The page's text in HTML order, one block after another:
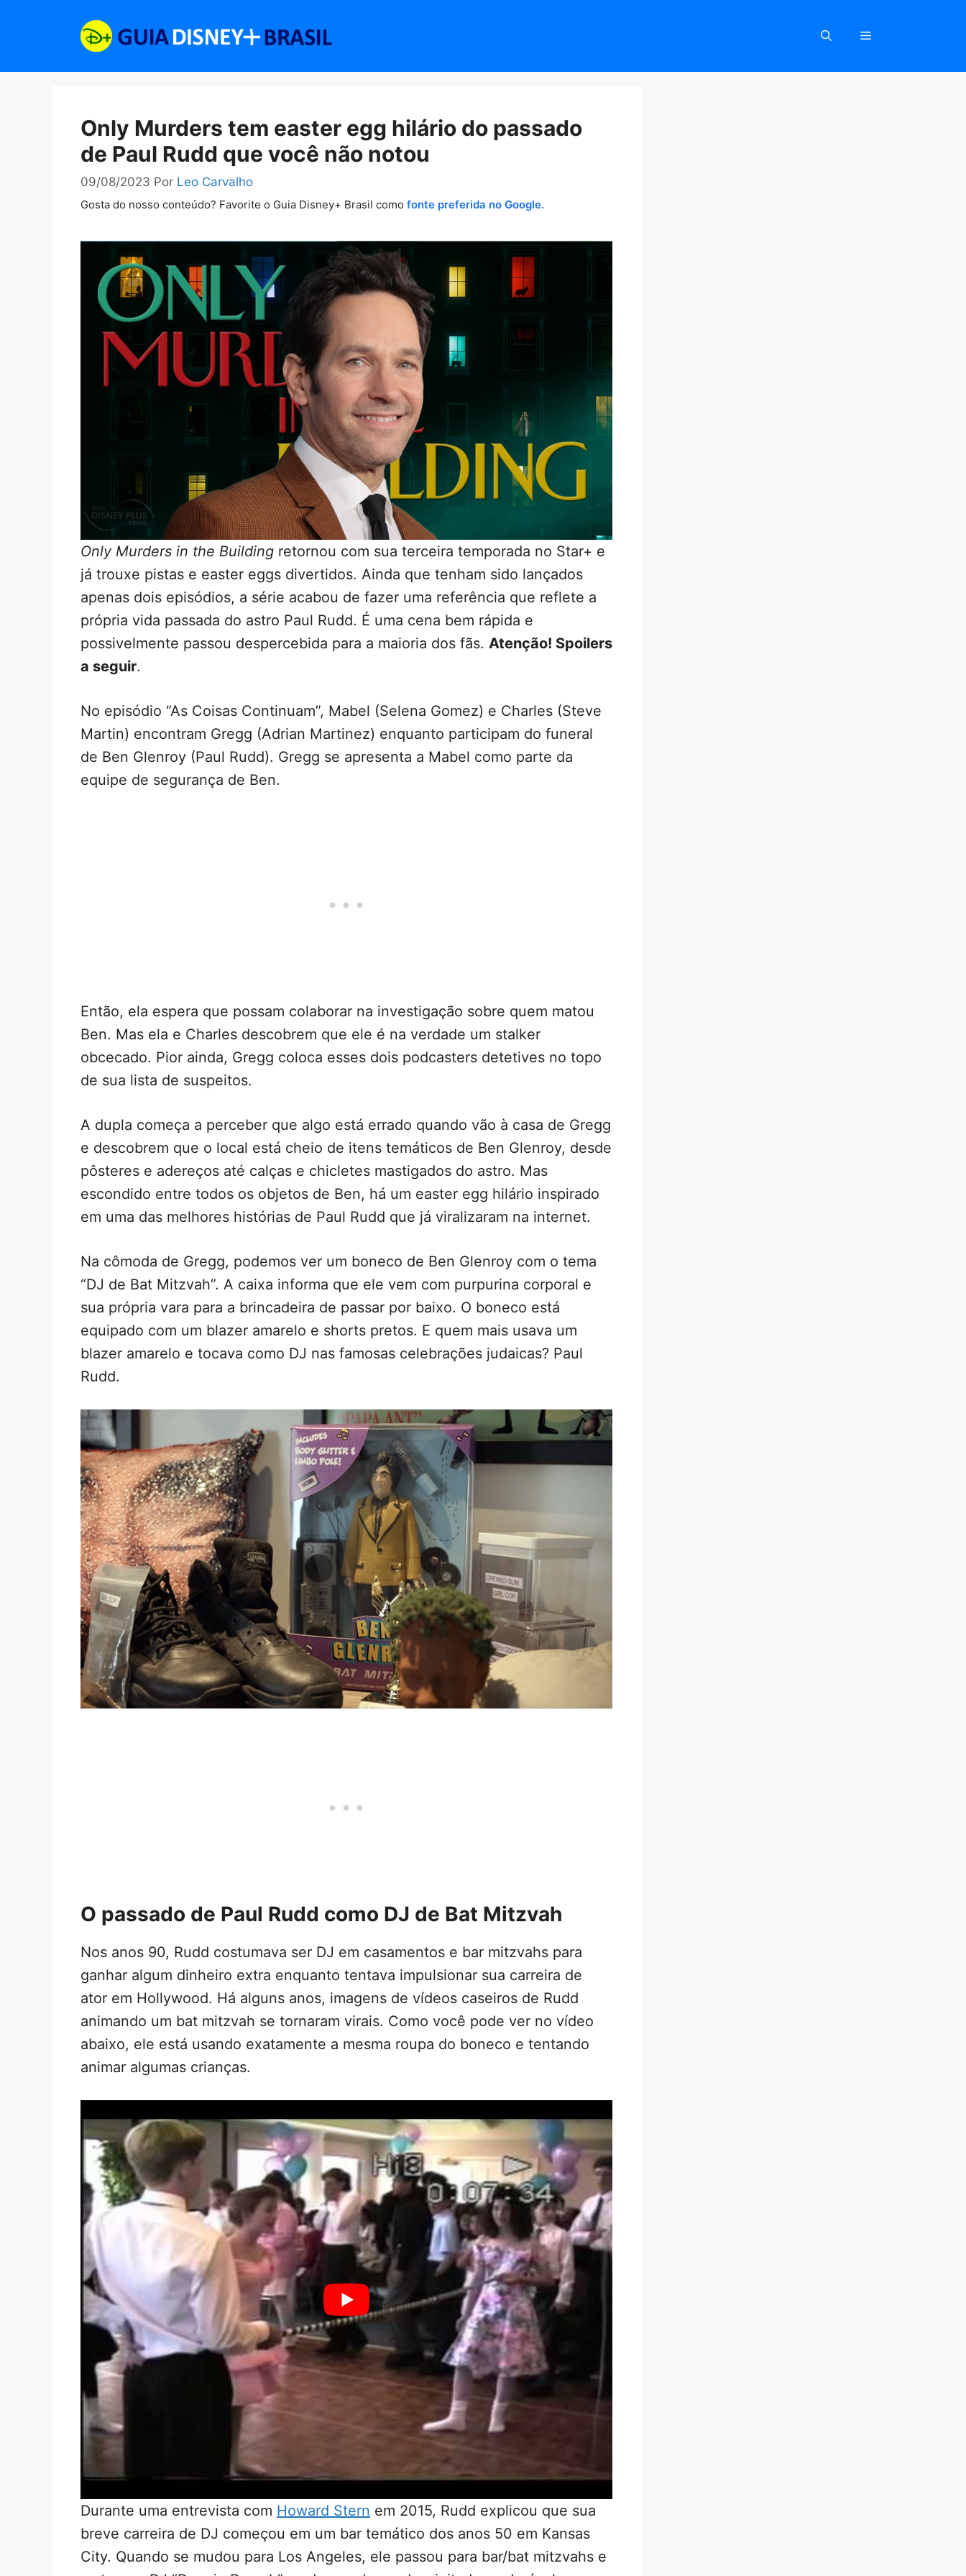
Only Murders tem easter egg hilário do passado
de Paul Rudd que você não notou
09/08/2023 Por Leo Carvalho
Gosta do nosso conteúdo? Favorite o Guia Disney+ Brasil como fonte preferida no Google.
Only Murders in the Building retornou com sua terceira temporada no Star+ e
já trouxe pistas e easter eggs divertidos. Ainda que tenham sido lançados
apenas dois episódios, a série acabou de fazer uma referência que reflete a
própria vida passada do astro Paul Rudd. É uma cena bem rápida e
possivelmente passou despercebida para a maioria dos fãs. Atenção! Spoilers
a seguir.
No episódio “As Coisas Continuam”, Mabel (Selena Gomez) e Charles (Steve
Martin) encontram Gregg (Adrian Martinez) enquanto participam do funeral
de Ben Glenroy (Paul Rudd). Gregg se apresenta a Mabel como parte da
equipe de segurança de Ben.
Então, ela espera que possam colaborar na investigação sobre quem matou
Ben. Mas ela e Charles descobrem que ele é na verdade um stalker
obcecado. Pior ainda, Gregg coloca esses dois podcasters detetives no topo
de sua lista de suspeitos.
A dupla começa a perceber que algo está errado quando vão à casa de Gregg
e descobrem que o local está cheio de itens temáticos de Ben Glenroy, desde
pôsteres e adereços até calças e chicletes mastigados do astro. Mas
escondido entre todos os objetos de Ben, há um easter egg hilário inspirado
em uma das melhores histórias de Paul Rudd que já viralizaram na internet.
Na cômoda de Gregg, podemos ver um boneco de Ben Glenroy com o tema
“DJ de Bat Mitzvah”. A caixa informa que ele vem com purpurina corporal e
sua própria vara para a brincadeira de passar por baixo. O boneco está
equipado com um blazer amarelo e shorts pretos. E quem mais usava um
blazer amarelo e tocava como DJ nas famosas celebrações judaicas? Paul
Rudd.
O passado de Paul Rudd como DJ de Bat Mitzvah
Nos anos 90, Rudd costumava ser DJ em casamentos e bar mitzvahs para
ganhar algum dinheiro extra enquanto tentava impulsionar sua carreira de
ator em Hollywood. Há alguns anos, imagens de vídeos caseiros de Rudd
animando um bat mitzvah se tornaram virais. Como você pode ver no vídeo
abaixo, ele está usando exatamente a mesma roupa do boneco e tentando
animar algumas crianças.
Durante uma entrevista com Howard Stern em 2015, Rudd explicou que sua
breve carreira de DJ começou em um bar temático dos anos 50 em Kansas
City. Quando se mudou para Los Angeles, ele passou para bar/bat mitzvahs e